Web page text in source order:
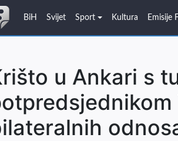
BiH Svijet Sport Kultura Emisije
u Ankari s